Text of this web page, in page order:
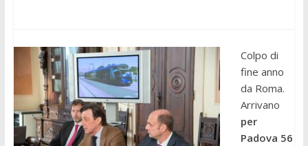
Colpo di
fine anno
da Roma.
Arrivano
per
Padova 56